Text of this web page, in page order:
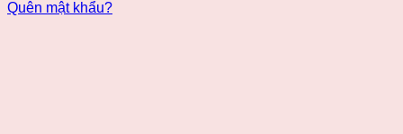
Quên mật khẩu?